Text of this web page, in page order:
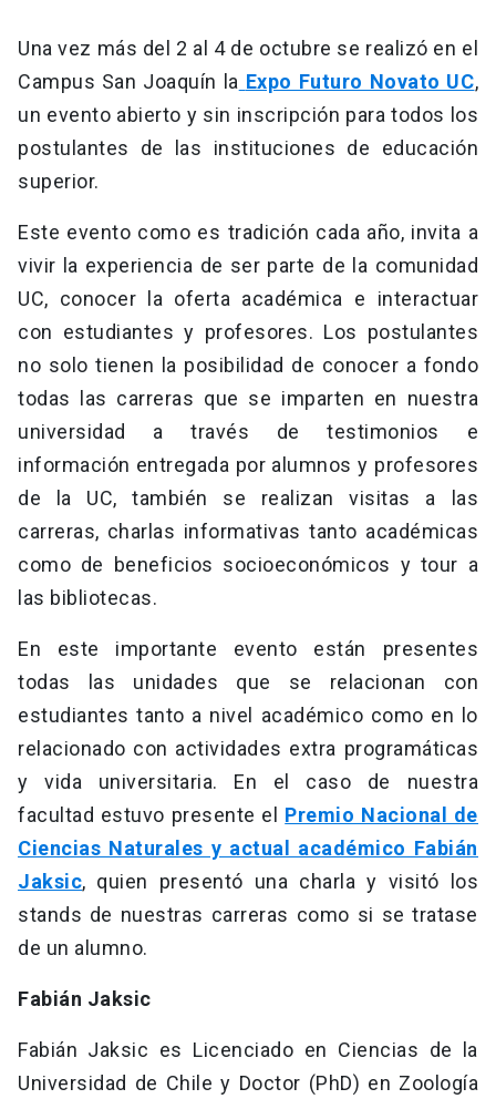
Una vez más del 2 al 4 de octubre se realizó en el
Campus San Joaquín la Expo Futuro Novato UC,
un evento abierto y sin inscripción para todos los
postulantes de las instituciones de educación
superior.
Este evento como es tradición cada año, invita a
vivir la experiencia de ser parte de la comunidad
UC, conocer la oferta académica e interactuar
con estudiantes y profesores. Los postulantes
no solo tienen la posibilidad de conocer a fondo
todas las carreras que se imparten en nuestra
universidad a través de testimonios e
información entregada por alumnos y profesores
de la UC, también se realizan visitas a las
carreras, charlas informativas tanto académicas
como de beneficios socioeconómicos y tour a
las bibliotecas.
En este importante evento están presentes
todas las unidades que se relacionan con
estudiantes tanto a nivel académico como en lo
relacionado con actividades extra programáticas
y vida universitaria. En el caso de nuestra
facultad estuvo presente el Premio Nacional de
Ciencias Naturales y actual académico Fabián
Jaksic, quien presentó una charla y visitó los
stands de nuestras carreras como si se tratase
de un alumno.
Fabián Jaksic
Fabián Jaksic es Licenciado en Ciencias de la
Universidad de Chile y Doctor (PhD) en Zoología